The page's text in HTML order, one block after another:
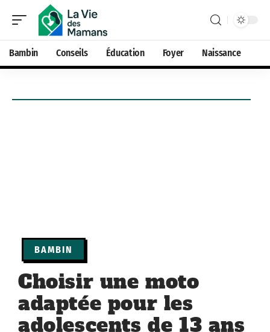
Bambin Conseils Éducation Foyer Naissance
BAMBIN
Choisir une moto
adaptée pour les
adolescents de 13 ans